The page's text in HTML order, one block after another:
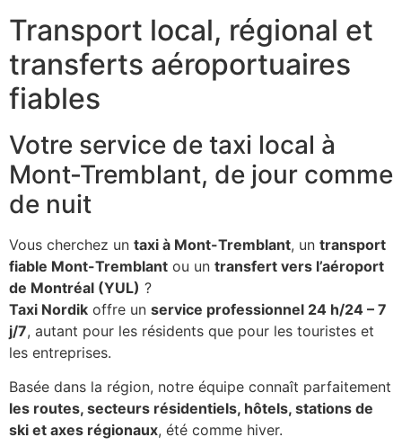
Transport local, régional et
transferts aéroportuaires
fiables
Votre service de taxi local à
Mont-Tremblant, de jour comme
de nuit
Vous cherchez un taxi à Mont-Tremblant, un transport
fiable Mont-Tremblant ou un transfert vers l’aéroport
de Montréal (YUL) ?
Taxi Nordik offre un service professionnel 24 h/24 – 7
j/7, autant pour les résidents que pour les touristes et
les entreprises.
Basée dans la région, notre équipe connaît parfaitement
les routes, secteurs résidentiels, hôtels, stations de
ski et axes régionaux, été comme hiver.